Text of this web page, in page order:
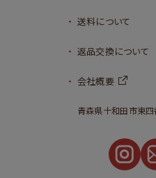
送料について
返品交換について
会社概要
青森県十和田市東